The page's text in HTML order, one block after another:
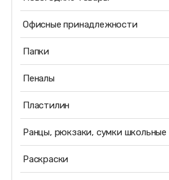
Офисные принадлежности
Папки
Пеналы
Пластилин
Ранцы, рюкзаки, сумки школьные
Раскраски